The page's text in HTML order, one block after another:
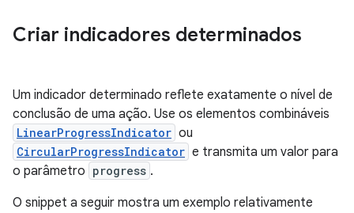
Criar indicadores determinados
Um indicador determinado reflete exatamente o nível de
conclusão de uma ação. Use os elementos combináveis
LinearProgressIndicator ou
CircularProgressIndicator e transmita um valor para
o parâmetro progress .
O snippet a seguir mostra um exemplo relativamente